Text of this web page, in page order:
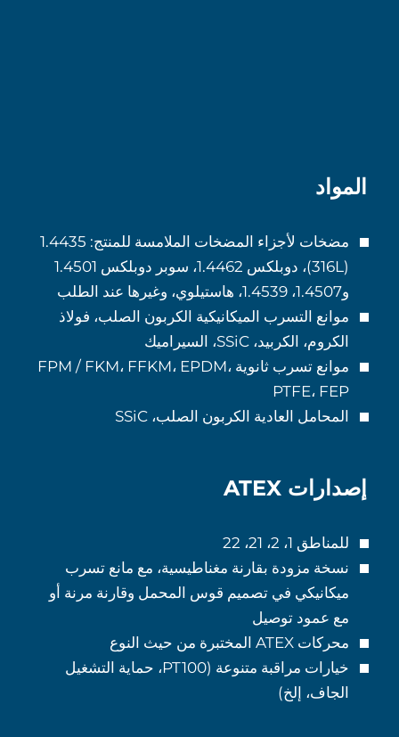
المواد
مضخات لأجزاء المضخات الملامسة للمنتج: 1.4435
(316L)، دوبلكس 1.4462، سوبر دوبلكس 1.4501
و1.4507، 1.4539، هاستيلوي، وغيرها عند الطلب
موانع التسرب الميكانيكية الكربون الصلب، فولاذ
الكروم، الكربيد، SSiC، السيراميك
موانع تسرب ثانوية FPM / FKM، FFKM، EPDM،
PTFE، FEP
المحامل العادية الكربون الصلب، SSiC
إصدارات ATEX
للمناطق 1، 2، 21، 22
نسخة مزودة بقارنة مغناطيسية، مع مانع تسرب
ميكانيكي في تصميم قوس المحمل وقارنة مرنة أو
مع عمود توصيل
محركات ATEX المختبرة من حيث النوع
خيارات مراقبة متنوعة (PT100، حماية التشغيل
الجاف، إلخ)